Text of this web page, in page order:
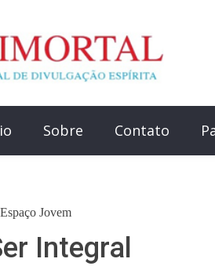
Sobre Contato
Espaço Jovem
Integral